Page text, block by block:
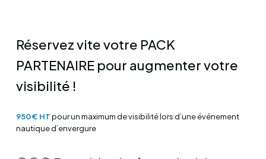
Réservez vite votre PACK
PARTENAIRE pour augmenter votre
visibilité !
950 € HTpour un maximum de visibilité lors d’une événement
nautique d’envergure